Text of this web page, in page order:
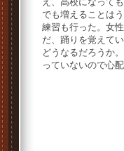
でも増えることは
練習も行った。女
だ、踊りを覚えて
どうなるだろうか
っていないので心配